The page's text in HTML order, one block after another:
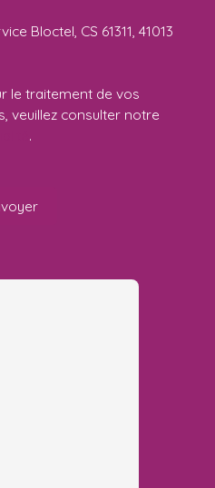
Bloctel, CS 61311, 41013
le traitement de vos
veuillez consulter notre
.